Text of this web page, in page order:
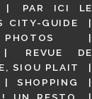
PAR ICI LE
CITY-GUIDE
REVUE DE
SIOU PLAIT
SHOPPING
UN RESTO